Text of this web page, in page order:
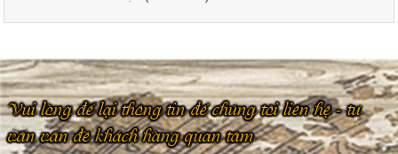
Vui lòng để lại thông tin để chúng tôi liên hệ - tư
vấn vấn đề khách hàng quan tâm